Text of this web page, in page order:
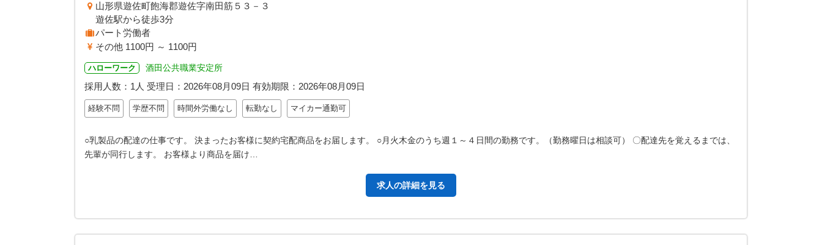
山形県遊佐町飽海郡遊佐字南田筋５３－３
遊佐駅から徒歩3分
パート労働者
その他 1100円 ～ 1100円
ハローワーク 酒田公共職業安定所
採用人数：1人 受理日： 2026年08月09日 有効期限： 2026年08月09日
経験不問 学歴不問 時間外労働なし 転勤なし マイカー通勤可
○乳製品の配達の仕事です。 決まったお客様に契約宅配商品をお届します。 ○月火木金のうち週１～４日間の勤務です。（勤務曜日は相談可） 〇配達先を覚えるまでは、
先輩が同行します。 お客様より商品を届け…
求人の詳細を見る